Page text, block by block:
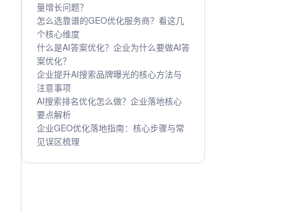
量增长问题？
怎么选靠谱的GEO优化服务商？看这几
个核心维度
什么是AI答案优化？企业为什么要做AI答
案优化？
企业提升AI搜索品牌曝光的核心方法与
注意事项
AI搜索排名优化怎么做？企业落地核心
要点解析
企业GEO优化落地指南：核心步骤与常
见误区梳理